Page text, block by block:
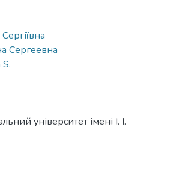
Сергеевна
університет імені І. І.